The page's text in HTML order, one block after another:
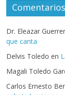
Dr. Eleazar
que canta
Delvis Toledo en
Magali Toledo
Carlos Ernesto